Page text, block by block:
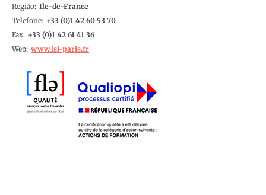
Região Ile-de-France
Telefone
1 42 60 53 70
Fax
1 42 61 41 36
Web www.lsi-paris.fr